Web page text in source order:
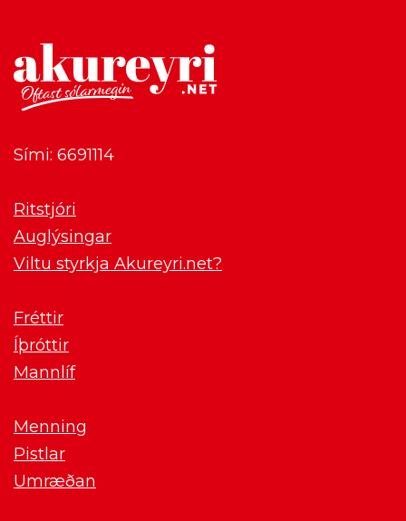
Sími: 6691114
Ritstjóri
Auglýsingar
Viltu styrkja Akureyri.net?
Fréttir
Íþróttir
Mannlíf
Menning
Pistlar
Umræðan